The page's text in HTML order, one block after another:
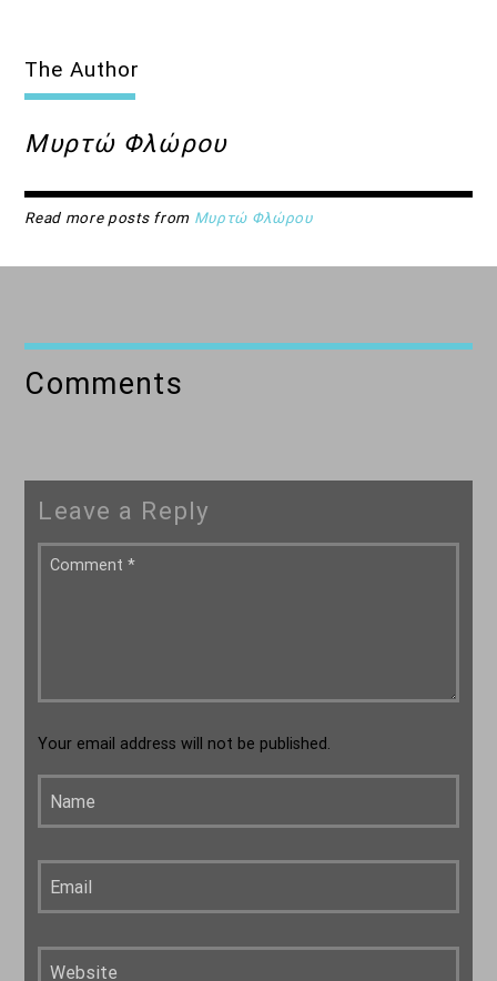
The Author
Μυρτώ Φλώρου
Read more posts from Μυρτώ Φλώρου
Comments
Leave a Reply
Your email address will not be published.